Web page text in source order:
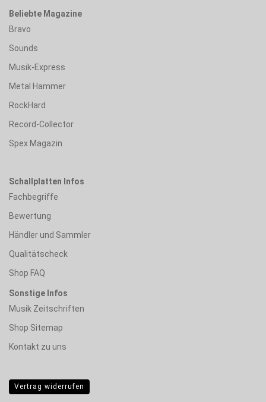
Beliebte Magazine
Bravo
Sounds
Musik-Express
Metal Hammer
RockHard
Record-Collector
Spex Magazin
Schallplatten Infos
Fachbegriffe
Bewertung
Händler und Sammler
Qualitätscheck
Shop FAQ
Sonstige Infos
Musik Zeitschriften
Shop Sitemap
Kontakt zu uns
Vertrag widerrufen